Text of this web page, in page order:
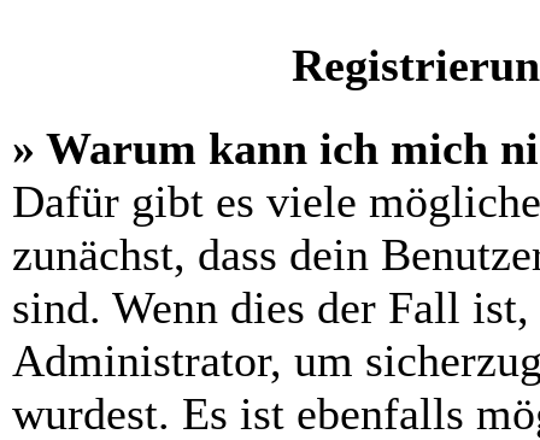
» Warum kann ich mich
Dafür gibt es viele
zunächst, dass dein
sind. Wenn dies der Fall
Administrator, um
wurdest. Es ist ebenfalls